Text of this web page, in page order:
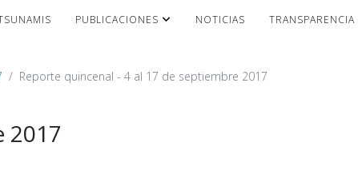
PUBLICACIONES NOTICIAS TRANSPARENCIA
Reporte quincenal - 4 al 17 de septiembre 2017
2017